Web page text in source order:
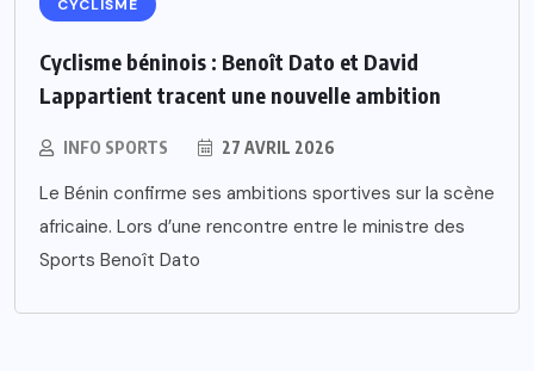
CYCLISME
Cyclisme béninois : Benoît Dato et David
Lappartient tracent une nouvelle ambition
INFO SPORTS 27 AVRIL 2026
Le Bénin confirme ses ambitions sportives sur la scène
africaine. Lors d’une rencontre entre le ministre des
Sports Benoît Dato